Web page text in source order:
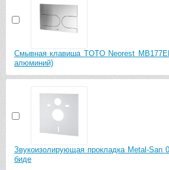
Смывная клавиша TOTO Neorest
алюминий)
Звукоизолирующая прокладка Metal-San
биде